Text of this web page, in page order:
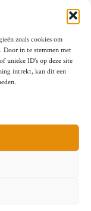
zoals cookies om
Door in te stemmen met
unieke ID's op deze site
intrekt, kan dit een
‘Grote Vier’
Impressum